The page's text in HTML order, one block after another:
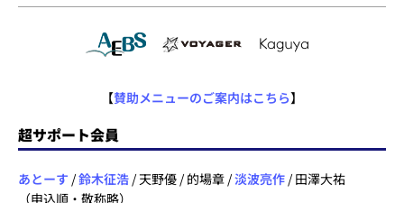
【賛助メニューのご案内はこちら】
超サポート会員
あとーす /鈴木征浩 / 天野優 / 的場章 /淡波亮作 / 田澤大祐
（申込順・敬称略）